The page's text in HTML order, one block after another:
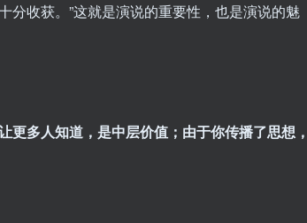
分收获。”这就是演说的重要性，也是演说的魅
更多人知道，是中层价值；由于你传播了思想